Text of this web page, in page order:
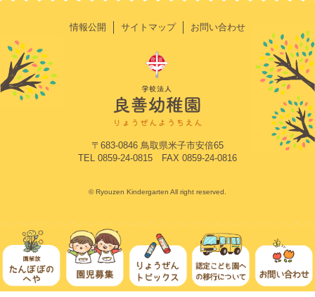
情報公開 サイトマップ お問い合わせ
〒683-0846 鳥取県米子市安倍65
TEL 0859-24-0815 FAX 0859-24-0816
© Ryouzen Kindergarten All right reserved.